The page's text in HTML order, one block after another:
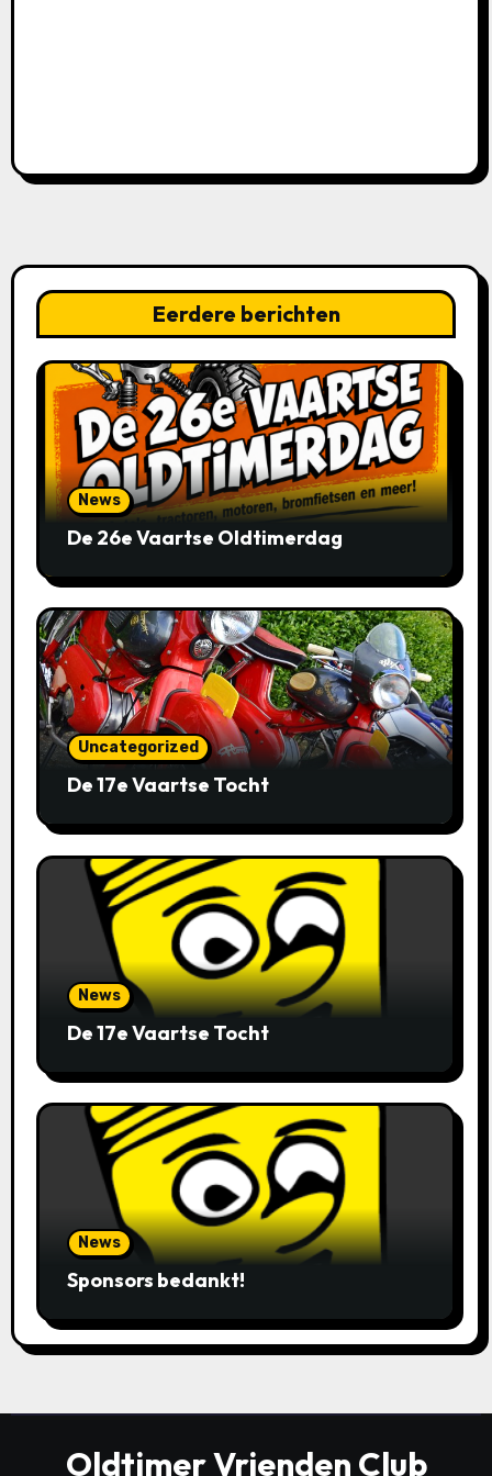
Eerdere berichten
News
De 26e Vaartse Oldtimerdag
Uncategorized
De 17e Vaartse Tocht
News
De 17e Vaartse Tocht
News
Sponsors bedankt!
Oldtimer Vrienden Club